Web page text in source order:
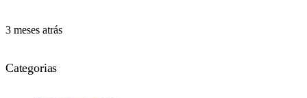
3 meses atrás
Categorias